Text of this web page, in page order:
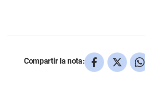
Compartir la nota: